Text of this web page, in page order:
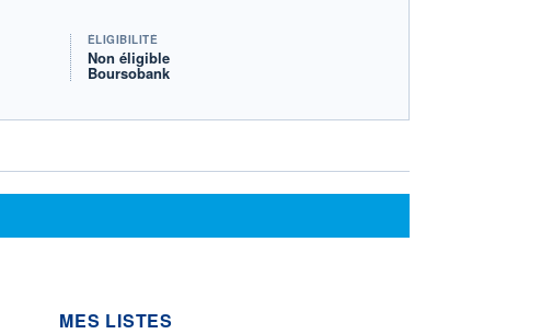
ÉLIGIBILITÉ
Non éligible
Boursobank
MES LISTES